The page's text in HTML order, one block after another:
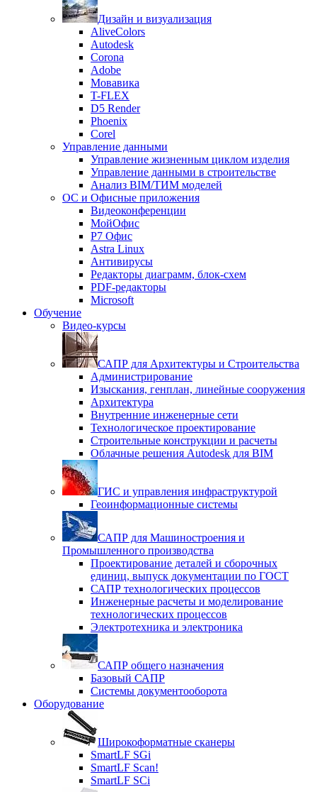
Дизайн и визуализация
AliveColors
Autodesk
Corona
Adobe
Мовавика
T-FLEX
D5 Render
Phoenix
Corel
Управление данными
Управление жизненным циклом изделия
Управление данными в строительстве
Анализ BIM/ТИМ моделей
ОС и Офисные приложения
Видеоконференции
МойОфис
P7 Офис
Astra Linux
Антивирусы
Редакторы диаграмм, блок-схем
PDF-редакторы
Microsoft
Обучение
Видео-курсы
САПР для Архитектуры и Строительства
Администрирование
Изыскания, генплан, линейные сооружения
Архитектура
Внутренние инженерные сети
Технологическое проектирование
Строительные конструкции и расчеты
Облачные решения Autodesk для BIM
ГИС и управления инфраструктурой
Геоинформационные системы
САПР для Машиностроения и
Промышленного производства
Проектирование деталей и сборочных
единиц, выпуск документации по ГОСТ
САПР технологических процессов
Инженерные расчеты и моделирование
технологических процессов
Электротехника и электроника
САПР общего назначения
Базовый САПР
Системы документооборота
Оборудование
Широкоформатные сканеры
SmartLF SGi
SmartLF Scan!
SmartLF SCi